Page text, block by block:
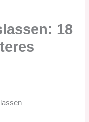
18